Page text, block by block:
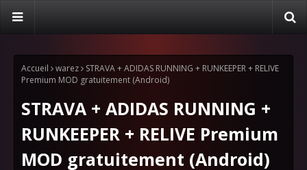
Accueil warez
STRAVA + ADIDAS RUNNING + RUNKEEPER + RELIVE
Premium MOD gratuitement (Android)
STRAVA + ADIDAS RUNNING +
RUNKEEPER + RELIVE Premium
MOD gratuitement (Android)